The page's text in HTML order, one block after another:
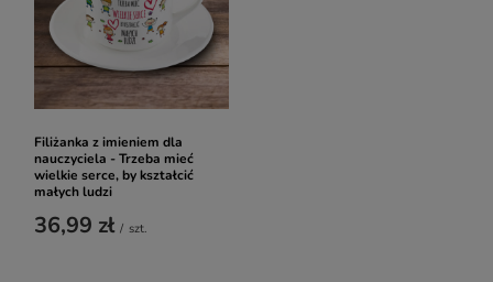
Filiżanka z imieniem dla
nauczyciela - Trzeba mieć
wielkie serce, by kształcić
małych ludzi
36,99 zł / szt.